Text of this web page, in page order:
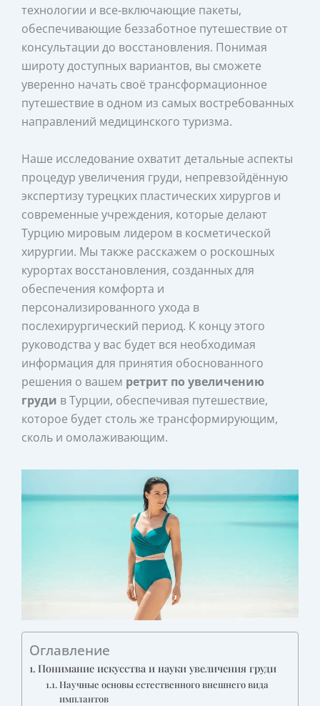
технологии и все‑включающие пакеты,
обеспечивающие беззаботное путешествие от
консультации до восстановления. Понимая
широту доступных вариантов, вы сможете
уверенно начать своё трансформационное
путешествие в одном из самых востребованных
направлений медицинского туризма.
Наше исследование охватит детальные аспекты
процедур увеличения груди, непревзойдённую
экспертизу турецких пластических хирургов и
современные учреждения, которые делают
Турцию мировым лидером в косметической
хирургии. Мы также расскажем о роскошных
курортах восстановления, созданных для
обеспечения комфорта и
персонализированного ухода в
послехирургический период. К концу этого
руководства у вас будет вся необходимая
информация для принятия обоснованного
решения о вашем ретрит по увеличению
груди в Турции, обеспечивая путешествие,
которое будет столь же трансформирующим,
сколь и омолаживающим.
Оглавление
Понимание искусства и науки увеличения груди
Научные основы естественного внешнего вида
имплантов